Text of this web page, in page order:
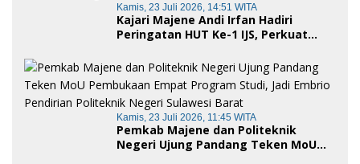
Kamis, 23 Juli 2026, 14:51 WITA
Kajari Majene Andi Irfan Hadiri
Peringatan HUT Ke-1 IJS, Perkuat
Kamis, 23 Juli 2026, 11:45 WITA
Pemkab Majene dan Politeknik
Negeri Ujung Pandang Teken MoU